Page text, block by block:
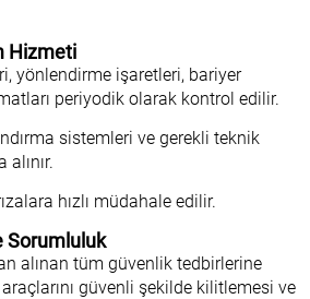
Hizmeti
yönlendirme işaretleri, bariyer
periyodik olarak kontrol edilir.
sistemleri ve gerekli teknik
hızlı müdahale edilir.
Sorumluluk
alınan tüm güvenlik tedbirlerine
araçlarını güvenli şekilde kilitlemesi ve